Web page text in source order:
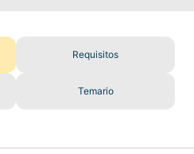
Requisitos
Temario